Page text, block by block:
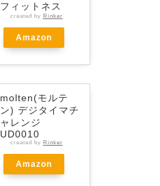
フィットネス
created by Rinker
Amazon
molten(モルテ
ン) デジタイマチ
ャレンジ
UD0010
created by Rinker
Amazon